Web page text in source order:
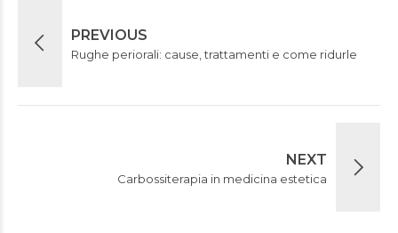
PREVIOUS
Rughe periorali: cause, trattamenti e come ridurle
NEXT
Carbossiterapia in medicina estetica